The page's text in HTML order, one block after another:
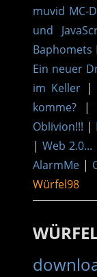
muvid MC-
und
Baphomets
Ein neuer
im Keller |
komme? |
Oblivion!!! |
| Web 2.0...
AlarmMe |
Würfel98